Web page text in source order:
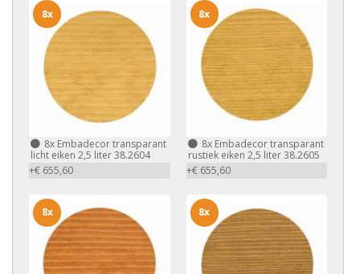
8x Embadecor transparant
licht eiken 2,5 liter 38.2604
+€ 655,60
8x
8xEmbadecor transparant
rustiek eiken 2,5 liter 38.2605
+€ 655,60
8x
8x 8x